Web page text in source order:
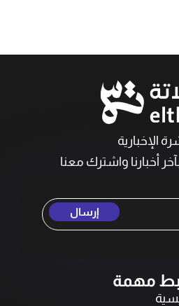
الإخبارية
أخبارنا واشترك معنا
إرسال
مهمة